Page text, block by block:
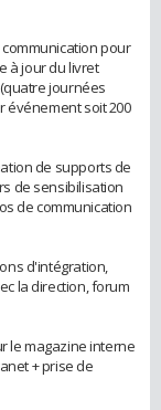
pour
à jour du livret
journées
événement soit 200
de supports de
de sensibilisation
de communication
d'intégration,
la direction, forum
le magazine interne
+ prise de